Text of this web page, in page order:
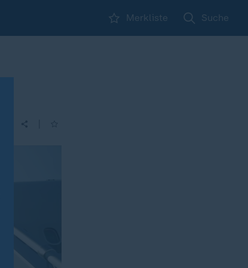
Merkliste Suche